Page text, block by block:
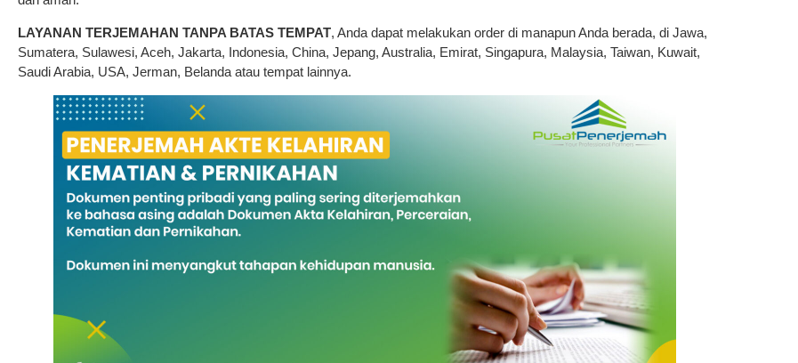
LAYANAN TERJEMAHAN TANPA BATAS TEMPAT, Anda dapat melakukan order di manapun Anda berada, di Jawa,
Sumatera, Sulawesi, Aceh, Jakarta, Indonesia, China, Jepang, Australia, Emirat, Singapura, Malaysia, Taiwan, Kuwait,
Saudi Arabia, USA, Jerman, Belanda atau tempat lainnya.